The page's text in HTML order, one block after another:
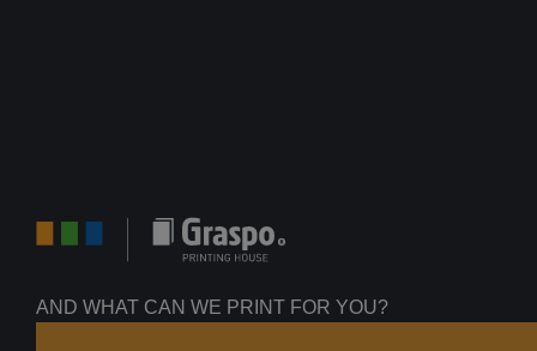
AND WHAT CAN WE PRINT FOR YOU?